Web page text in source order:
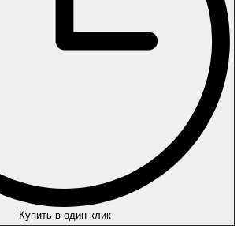
Купить в один клик